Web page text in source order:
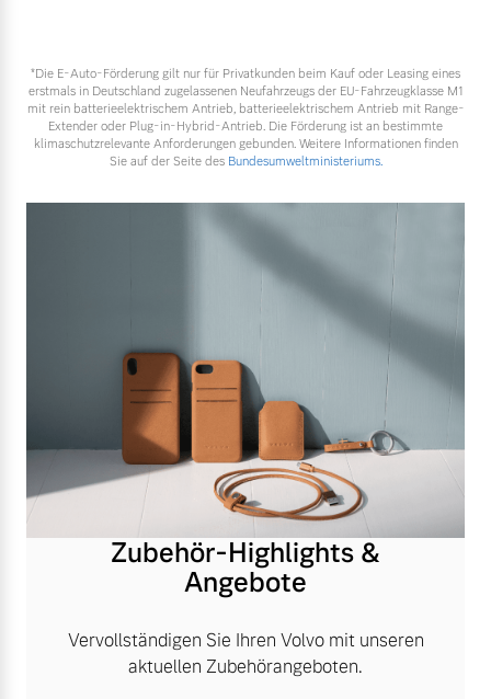
*Die E‑Auto-Förderung gilt nur für Privatkunden beim Kauf oder Leasing eines
erstmals in Deutschland zugelassenen Neufahrzeugs der EU-Fahrzeugklasse M1
mit rein batterieelektrischem Antrieb, batterieelektrischem Antrieb mit Range-
Extender oder Plug-in-Hybrid-Antrieb. Die Förderung ist an bestimmte
klimaschutzrelevante Anforderungen gebunden. Weitere Informationen finden
Sie auf der Seite des Bundesumweltministeriums.
Zubehör-Highlights &
Angebote
Vervollständigen Sie Ihren Volvo mit unseren
aktuellen Zubehörangeboten.